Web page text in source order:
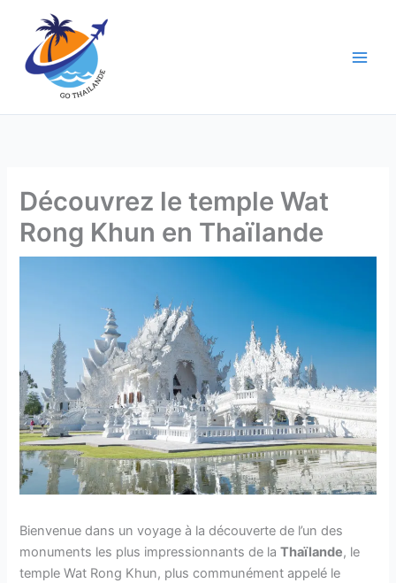
contenu
Découvrez le temple Wat
Rong Khun en Thaïlande
Bienvenue dans un voyage à la découverte de l’un des
monuments les plus impressionnants de laThaïlande, le
temple Wat Rong Khun, plus communément appelé le